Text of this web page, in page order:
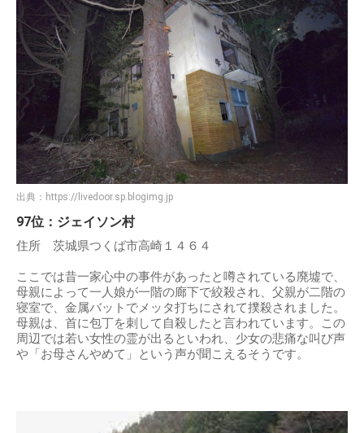
出典： https://livedoor.sp.blogimg.jp
97位：ジェイソン村
住所 茨城県つくば市高崎１４６４
ここでは昔一家心中の事件があったと噂されている廃墟で、
母親によって一人娘が一階の廊下で絞殺され、父親が二階の
寝室で、金属バットでメッタ打ちにされて撲殺されました。
母親は、首に包丁を刺して自殺したと言われています。この
周辺では若い女性の霊が出るといわれ、少女の悲痛な叫び声
や「お母さんやめて」という声が聞こえるそうです。